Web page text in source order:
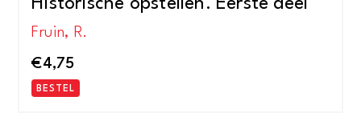
Historische opstellen. Eerste deel
Fruin, R.
€4,75
BESTEL